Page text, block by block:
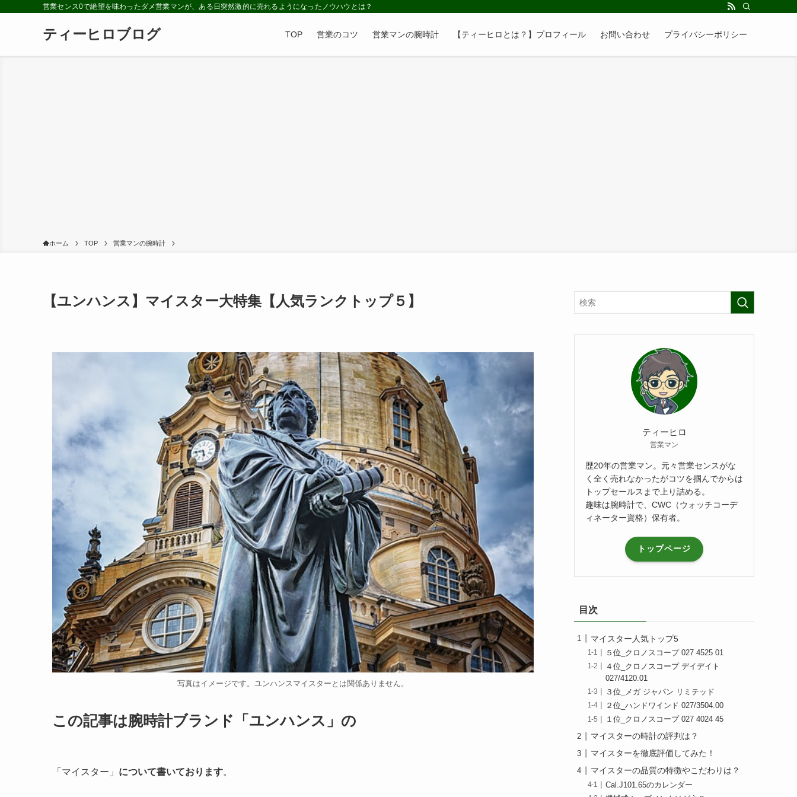
営業センス0で絶望を味わったダメ営業マンが、ある日突然激的に売れるようになったノウハウとは？
ティーヒロブログ TOP 営業のコツ 営業マンの腕時計 【ティーヒロとは？】プロフィール お問い合わせ プライバシーポリシー
ホーム TOP 営業マンの腕時計
【ユンハンス】マイスター大特集【人気ランクトップ５】
写真はイメージです。ユンハンスマイスターとは関係ありません。
この記事は腕時計ブランド「ユンハンス」の
「マイスター」 について書いております。
ティーヒロ
営業マン
歴20年の営業マン。元々営業センスがな
く全く売れなかったがコツを掴んでからは
トップセールスまで上り詰める。
趣味は腕時計で、CWC（ウォッチコーデ
ィネーター資格）保有者。
トップページ
目次
マイスター人気トップ5
５位_クロノスコープ 027 4525 01
４位_クロノスコープ デイデイト
027/4120.01
３位_メガ ジャパン リミテッド
２位_ハンドワインド 027/3504.00
１位_クロノスコープ 027 4024 45
マイスターの時計の評判は？
マイスターを徹底評価してみた！
マイスターの品質の特徴やこだわりは？
Cal.J101.65のカレンダー